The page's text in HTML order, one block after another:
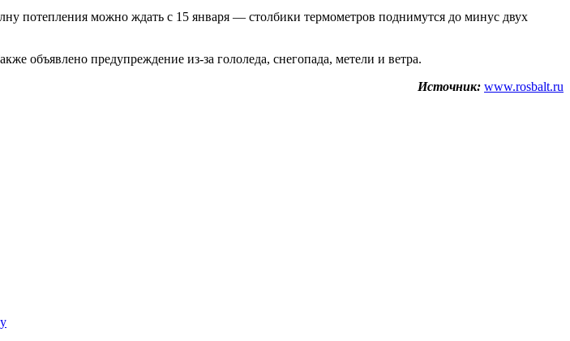
потепления можно ждать с 15 января — столбики термометров поднимутся до минус двух
объявлено предупреждение из-за гололеда, снегопада, метели и ветра.
Источник: www.rosbalt.ru